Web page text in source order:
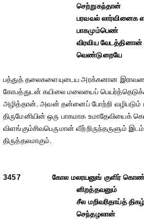
செற்றுகந்தான்
பரவவல் லார்வினைக
பாகமும்பெண்
விரவிய வேடத்தினான்
வெண்டுறையே
பத்துத் தலைகளையுடைய அரக்கனான
கோபத்துடன் கயிலை மலையைப்
அழித்தான். அவன் தன்னைப் போற்றி
திருமேனியின் ஒரு பாகமாக
விளங்கும்சிவபெருமான் வீற்றிருந்தருளும்
திருத்தலமாகும்.
3457
கோல மலரயனுங் குளிர்
னிறத்தவனும்
சீல மறிவரிதாய்த்
செந்தழலான்